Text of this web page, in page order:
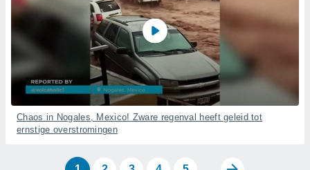
Chaos in Nogales, Mexico! Zware regenval heeft geleid tot
ernstige overstromingen